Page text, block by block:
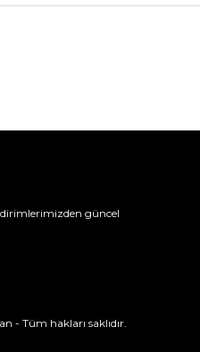
güncel
- Tüm hakları saklıdır.